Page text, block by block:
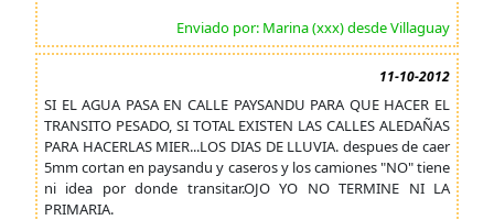
Enviado por: Marina (xxx) desde Villaguay
11-10-2012
SI EL AGUA PASA EN CALLE PAYSANDU PARA QUE HACER EL
TRANSITO PESADO, SI TOTAL EXISTEN LAS CALLES ALEDAÑAS
PARA HACERLAS MIER...LOS DIAS DE LLUVIA. despues de caer
5mm cortan en paysandu y caseros y los camiones "NO" tiene
ni idea por donde transitar.OJO YO NO TERMINE NI LA
PRIMARIA.